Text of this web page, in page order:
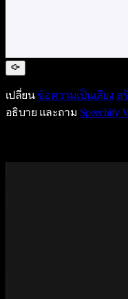
เปลี่ยนข้อความเป็นเสียง ส
อธิบาย และถาม Speechify